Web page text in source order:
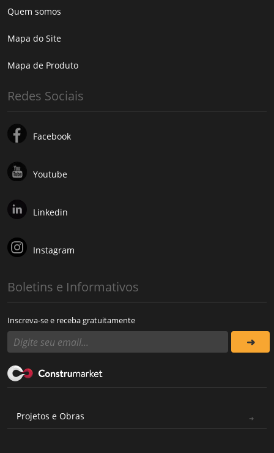
Quem somos
Mapa do Site
Mapa de Produto
Redes Sociais
Facebook
Youtube
Linkedin
Instagram
Boletins e Informativos
Inscreva-se e receba gratuitamente
Projetos e Obras